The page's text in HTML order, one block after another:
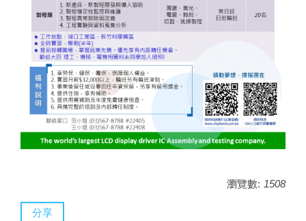
瀏覽數: 1508
分享